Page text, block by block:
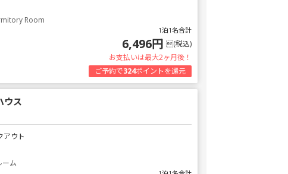
Room
1泊1名合計
6,496円 (税込)
お支払いは最大2ヶ月後！
ご予約で324ポイントを還元
ウス
アウト
ム